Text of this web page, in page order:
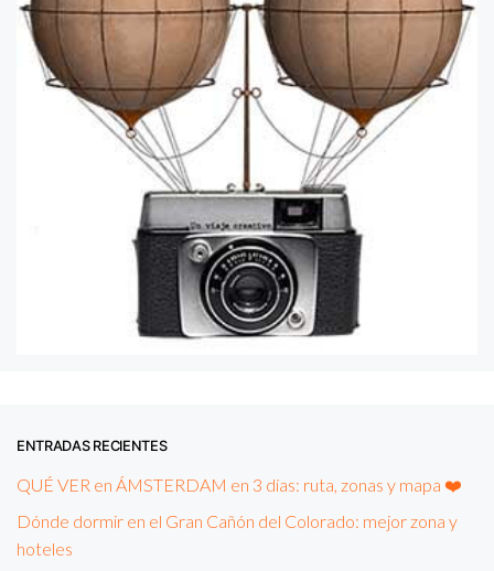
ENTRADAS RECIENTES
QUÉ VER en ÁMSTERDAM en 3 días: ruta, zonas y mapa ❤️
Dónde dormir en el Gran Cañón del Colorado: mejor zona y
hoteles